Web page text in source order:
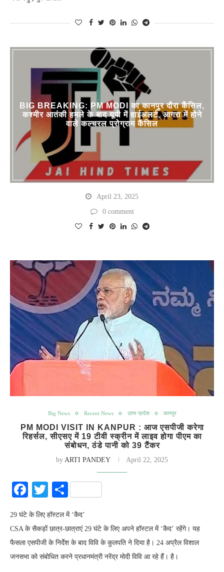
BIG BREAKING: PM MODI का कानपुर दौरा कैंसिल,
कश्मीर आतंकी हमले के बाद यूपी में हाईअलर्ट, आगरा में होने
वाले कल्चरल प्रोग्राम कैंसिल
April 23, 2025
0 comment
Big News Recent News उत्तर प्रदेश कानपुर
PM MODI VISIT IN KANPUR : आज एसपीजी करेगा
रिहर्सल, सीएसए में 19 टीवी स्क्रीन में लाइव होगा पीएम का
संबोधन, ठंडे पानी को 39 टैंकर
by ARTI PANDEY April 22, 2025
Facebook
Twitter
Share
29 घंटे के लिए हॉस्टल में ‘कैद’
CSA के सैकड़ों छात्र-छात्राएं 29 घंटे के लिए अपने हॉस्टल में ‘कैद’ रहेंगे। यह
फैसला एसपीजी के निर्देश के बाद विवि के कुलपति ने दिया है। 24 अप्रैल विशाल
जनसभा को संबोधित करने प्रधानमंत्री नरेंद्र मोदी विवि आ रहे हैं। है।